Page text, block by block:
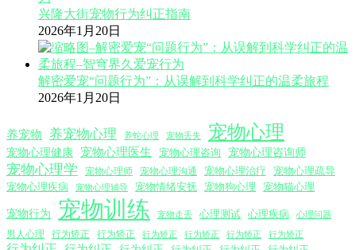
兴隆大街宠物行为纠正指南
2026年1月20日
解密爱宠“问题行为”：从误解到科学纠正的温柔旅程
2026年1月20日
养宠物 养宠物心理 养蛇心理 宠物丢失 宠物心理
宠物心理健康 宠物心理医生 宠物心理咨询 宠物心理咨询师
宠物心理学 宠物心理师 宠物心理沟通 宠物心理治疗
宠物心理疏导
宠物心理疾病
宠物心理辅导 宠物情绪安抚 宠物狗心理 宠物猫心理
宠物行为 宠物训练 宠物走丢 心理测试 心理疾病 心理问题
男人心理 行为矫正 行为矫正 行为矫正 行为矫正 行为矫正 行为矫正